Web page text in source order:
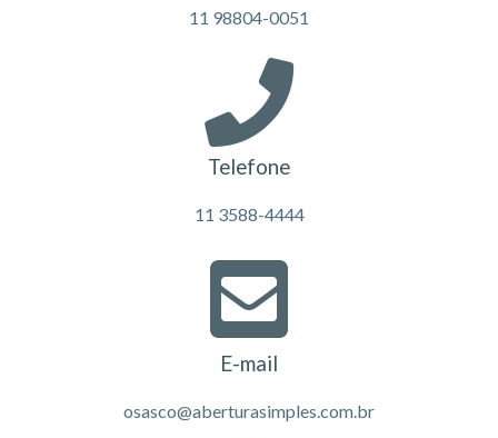
11 98804-0051
Telefone
11 3588-4444
E-mail
osasco@aberturasimples.com.br